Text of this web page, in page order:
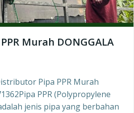
Murah DONGGALA
Pipa PPR Murah
PPR (Polypropylene
jenis pipa yang berbahan